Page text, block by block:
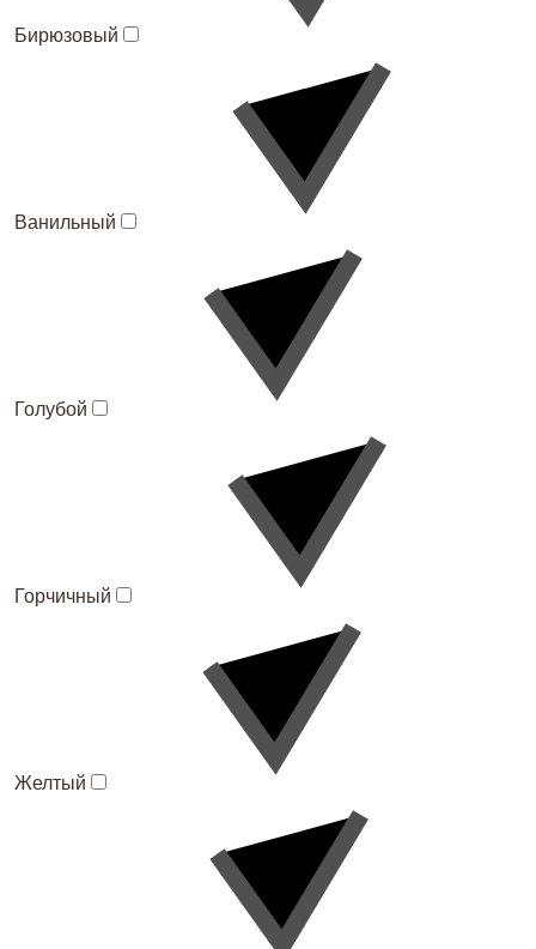
Бирюзовый
Ванильный
Голубой
Горчичный
Желтый